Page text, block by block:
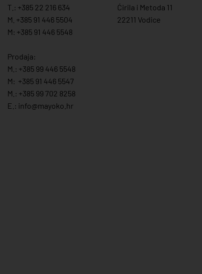
T.: +385 22 216 634
M. +385 91 446 5504
M: +385 91 446 5548
Prodaja:
M.: +385 99 446 5548
M: +385 91 446 5547
M.: +385 99 702 8258
E.: info@mayoko. hr
Ćirila i Metoda 11
22211 Vodice